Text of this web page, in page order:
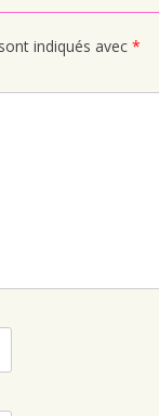
indiqués avec *